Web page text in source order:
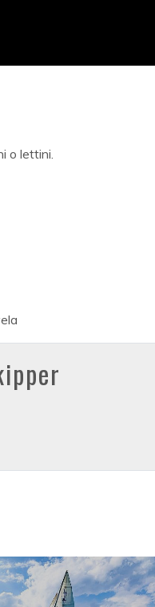
o lettini.